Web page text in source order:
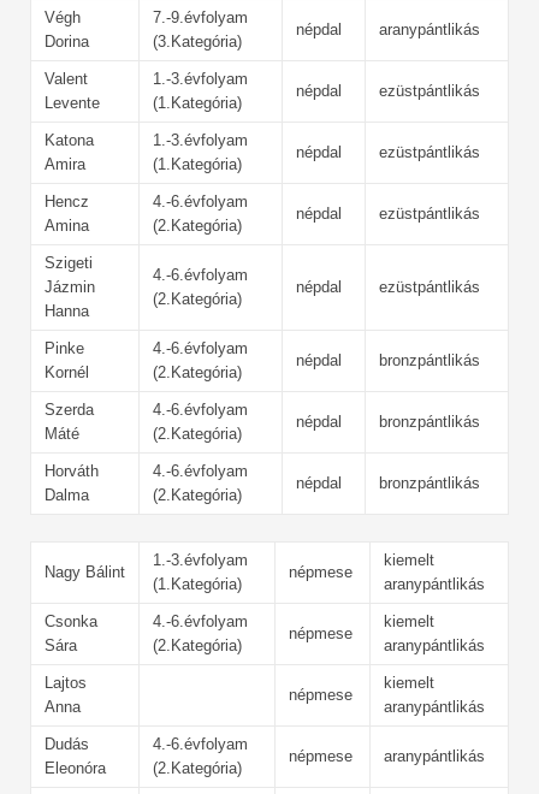
Végh
Dorina
7.-9.évfolyam
(3.Kategória)
népdal aranypántlikás
Valent
Levente
1.-3.évfolyam
(1.Kategória)
népdal ezüstpántlikás
Katona
Amira
1.-3.évfolyam
(1.Kategória)
népdal ezüstpántlikás
Hencz
Amina
4.-6.évfolyam
(2.Kategória)
népdal ezüstpántlikás
Szigeti
Jázmin
Hanna
4.-6.évfolyam
(2.Kategória)
népdal ezüstpántlikás
Pinke
Kornél
4.-6.évfolyam
(2.Kategória)
népdal bronzpántlikás
Szerda
Máté
4.-6.évfolyam
(2.Kategória)
népdal bronzpántlikás
Horváth
Dalma
4.-6.évfolyam
(2.Kategória)
népdal bronzpántlikás
Nagy Bálint
1.-3.évfolyam
(1.Kategória)
népmese
kiemelt
aranypántlikás
Csonka
Sára
4.-6.évfolyam
(2.Kategória)
népmese
kiemelt
aranypántlikás
Lajtos
Anna
népmese
kiemelt
aranypántlikás
Dudás
Eleonóra
4.-6.évfolyam
(2.Kategória)
népmese aranypántlikás